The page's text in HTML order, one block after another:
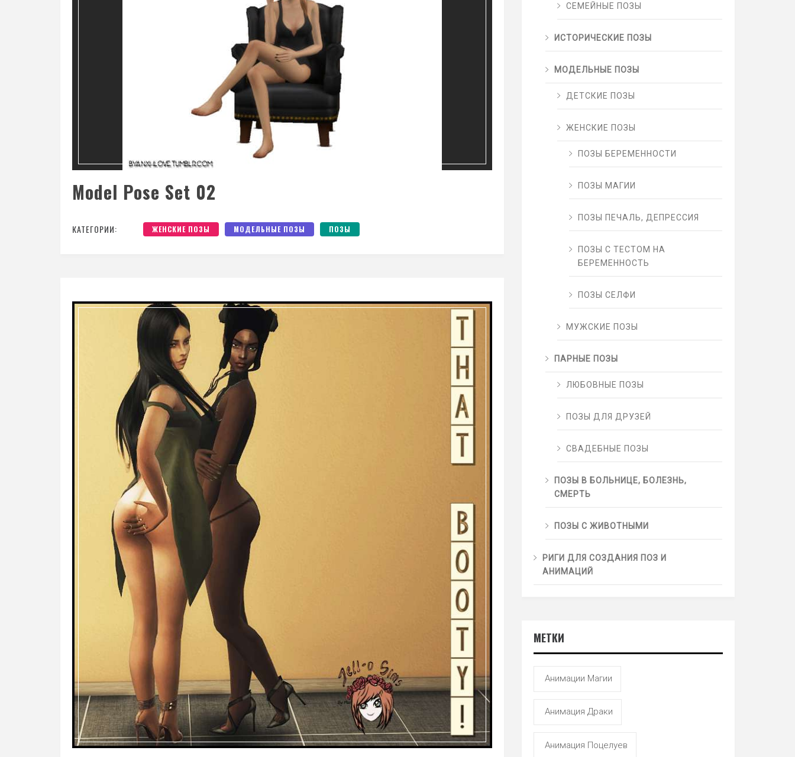
Model Pose Set 02
КАТЕГОРИИ: ЖЕНСКИЕ ПОЗЫ МОДЕЛЬНЫЕ ПОЗЫ ПОЗЫ
СЕМЕЙНЫЕ ПОЗЫ
ИСТОРИЧЕСКИЕ ПОЗЫ
МОДЕЛЬНЫЕ ПОЗЫ
ДЕТСКИЕ ПОЗЫ
ЖЕНСКИЕ ПОЗЫ
ПОЗЫ БЕРЕМЕННОСТИ
ПОЗЫ МАГИИ
ПОЗЫ ПЕЧАЛЬ, ДЕПРЕССИЯ
ПОЗЫ С ТЕСТОМ НА
БЕРЕМЕННОСТЬ
ПОЗЫ СЕЛФИ
МУЖСКИЕ ПОЗЫ
ПАРНЫЕ ПОЗЫ
ЛЮБОВНЫЕ ПОЗЫ
ПОЗЫ ДЛЯ ДРУЗЕЙ
СВАДЕБНЫЕ ПОЗЫ
ПОЗЫ В БОЛЬНИЦЕ, БОЛЕЗНЬ,
СМЕРТЬ
ПОЗЫ С ЖИВОТНЫМИ
РИГИ ДЛЯ СОЗДАНИЯ ПОЗ И
АНИМАЦИЙ
МЕТКИ
Анимации Магии
Анимация Драки
Анимация Поцелуев